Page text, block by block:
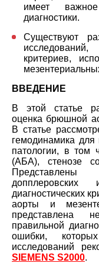
имеет
диагностики.
Существуют
исследований,
критериев,
ВВЕДЕНИЕ
В этой статье
оценка брюшной
В статье
гемодинамика
патологии, в том
(АБА), стенозе
допплеровских
диагностических
аорты и
представлена
правильной
ошибки,
исследований
SIEMENS S2000.